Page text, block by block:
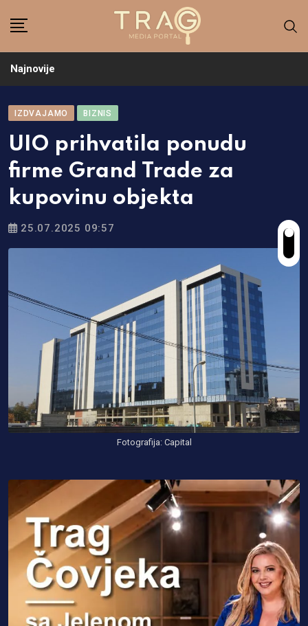
Najnovije
IZDVAJAMO BIZNIS
UIO prihvatila ponudu
firme Grand Trade za
kupovinu objekta
25.07.2025 09:57
Fotografija: Capital